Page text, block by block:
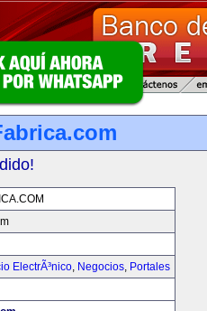
ElectrÃ³nico, Negocios, Portales